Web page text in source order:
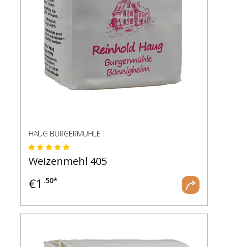
HAUG BURGERMÜHLE
Durchschnittliche Bewertung von 5 von 5
Weizenmehl 405
€1 .50*